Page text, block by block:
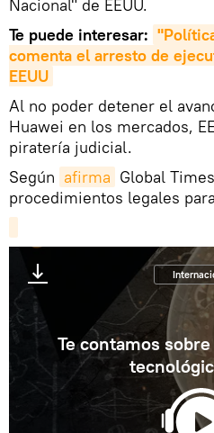
Nacional" de EEUU.
Te puede interesar:
comenta el arresto de
EEUU
Al no poder detener el
Huawei en los mercados,
piratería judicial.
Según afirma Global
procedimientos legales
Te contamos